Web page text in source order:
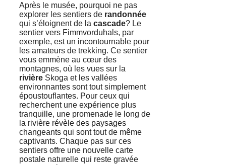
Après le musée, pourquoi ne pas
explorer les sentiers de randonnée
qui s’éloignent de la cascade? Le
sentier vers Fimmvorduhals, par
exemple, est un incontournable pour
les amateurs de trekking. Ce sentier
vous emmène au cœur des
montagnes, où les vues sur la
rivière Skoga et les vallées
environnantes sont tout simplement
époustouflantes. Pour ceux qui
recherchent une expérience plus
tranquille, une promenade le long de
la rivière révèle des paysages
changeants qui sont tout de même
captivants. Chaque pas sur ces
sentiers offre une nouvelle carte
postale naturelle qui reste gravée